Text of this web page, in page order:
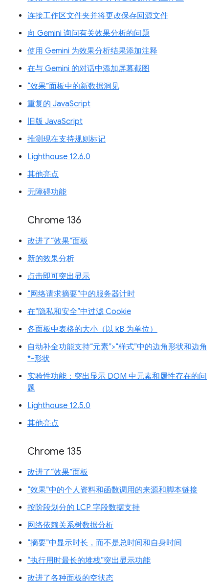
连接工作区文件夹并将更改保存回源文件
向 Gemini 询问有关效果分析的问题
使用 Gemini 为效果分析结果添加注释
在与 Gemini 的对话中添加屏幕截图
“效果”面板中的新数据洞见
重复的 JavaScript
旧版 JavaScript
推测现在支持规则标记
Lighthouse 12.6.0
其他亮点
无障碍功能
Chrome 136
改进了“效果”面板
新的效果分析
点击即可突出显示
“网络请求摘要”中的服务器计时
在“隐私和安全”中过滤 Cookie
各面板中表格的大小（以 kB 为单位）
自动补全功能支持“元素”>“样式”中的边角形状和边角
*-形状
实验性功能：突出显示 DOM 中元素和属性存在的问
题
Lighthouse 12.5.0
其他亮点
Chrome 135
改进了“效果”面板
“效果”中的个人资料和函数调用的来源和脚本链接
按阶段划分的 LCP 字段数据支持
网络依赖关系树数据分析
“摘要”中显示时长，而不是总时间和自身时间
“执行用时最长的堆栈”突出显示功能
改进了各种面板的空状态